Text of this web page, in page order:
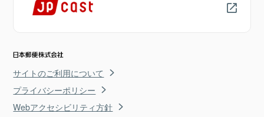
サイトのご利用について
プライバシーポリシー
Webアクセシビリティ方針